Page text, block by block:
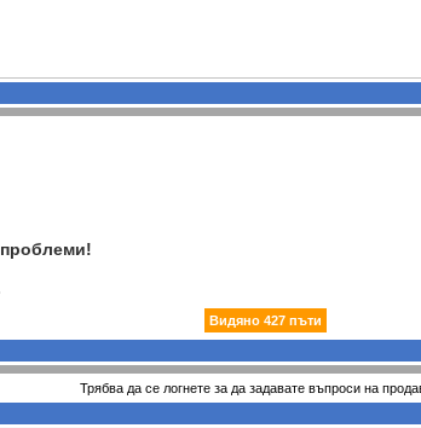
Видяно 427 пъти
Трябва да се логнете за да задавате въпроси на